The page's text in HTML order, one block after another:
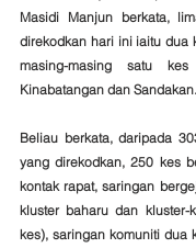
Masidi Manjun berkata,
direkodkan hari ini iaitu dua
masing-masing satu
Kinabatangan dan Sandakan.
Beliau berkata, daripada
yang direkodkan, 250 kes
kontak rapat, saringan
kluster baharu dan kluster-
kes), saringan komuniti dua